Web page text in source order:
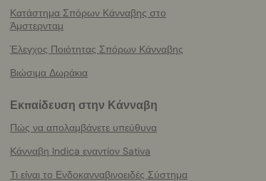
Κατάστημα Σπόρων Κάνναβης στο
Άμστερνταμ
Έλεγχος Ποιότητας Σπόρων Κάνναβης
Βιώσιμα Δωράκια
Εκπαίδευση στην Κάνναβη
Πώς να απολαμβάνετε υπεύθυνα
Κάνναβη Indica εναντίον Sativa
Τι είναι το Ενδοκανναβινοειδές Σύστημα